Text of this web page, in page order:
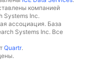
компанией
Systems Inc.
ассоциация. База
Systems Inc. Все
Quartr.